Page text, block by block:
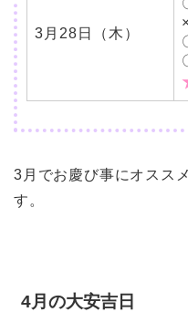
3月28日（木）
3月でお慶び事にオスス
す。
4月の大安吉日